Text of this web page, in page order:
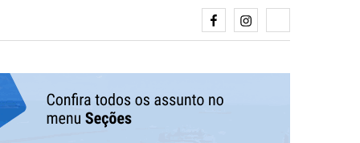
FacebookInstagram